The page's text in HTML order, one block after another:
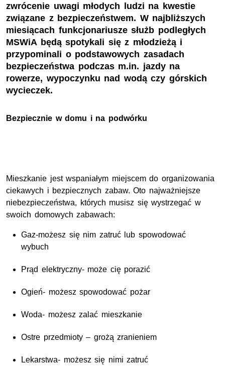
zwrócenie uwagi młodych ludzi na kwestie
związane z bezpieczeństwem. W najbliższych
miesiącach funkcjonariusze służb podległych
MSWiA będą spotykali się z młodzieżą i
przypominali o podstawowych zasadach
bezpieczeństwa podczas m.in. jazdy na
rowerze, wypoczynku nad wodą czy górskich
wycieczek.
Bezpiecznie w domu i na podwórku
Mieszkanie jest wspaniałym miejscem do organizowania
ciekawych i bezpiecznych zabaw. Oto najważniejsze
niebezpieczeństwa, których musisz się wystrzegać w
swoich domowych zabawach:
Gaz-możesz się nim zatruć lub spowodować
wybuch
Prąd elektryczny- może cię porazić
Ogień- możesz spowodować pożar
Woda- możesz zalać mieszkanie
Ostre przedmioty – grożą zranieniem
Lekarstwa- możesz się nimi zatruć